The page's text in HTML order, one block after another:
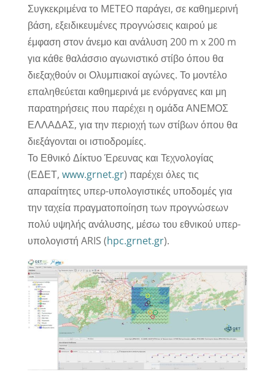
Συγκεκριμένα το METEO παράγει, σε καθημερινή
βάση, εξειδικευμένες προγνώσεις καιρού με
έμφαση στον άνεμο και ανάλυση 200 m x 200 m
για κάθε θαλάσσιο αγωνιστικό στίβο όπου θα
διεξαχθούν οι Ολυμπιακοί αγώνες. Το μοντέλο
επαληθεύεται καθημερινά με ενόργανες και μη
παρατηρήσεις που παρέχει η ομάδα ΑΝΕΜΟΣ
ΕΛΛΑΔΑΣ, για την περιοχή των στίβων όπου θα
διεξάγονται οι ιστιοδρομίες.
Το Εθνικό Δίκτυο Έρευνας και Τεχνολογίας
(ΕΔΕΤ, www.grnet.gr) παρέχει όλες τις
απαραίτητες υπερ-υπολογιστικές υποδομές για
την ταχεία πραγματοποίηση των προγνώσεων
πολύ υψηλής ανάλυσης, μέσω του εθνικού υπερ-
υπολογιστή ARIS (hpc.grnet.gr).